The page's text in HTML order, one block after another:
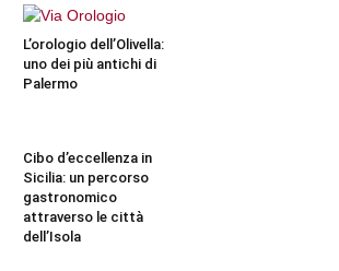
L’orologio dell’Olivella:
uno dei più antichi di
Palermo
Cibo d’eccellenza in
Sicilia: un percorso
gastronomico
attraverso le città
dell’Isola